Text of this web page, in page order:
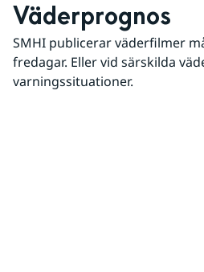
Väderprognos
SMHI publicerar väderfilmer
fredagar. Eller vid särskilda
varningssituationer.